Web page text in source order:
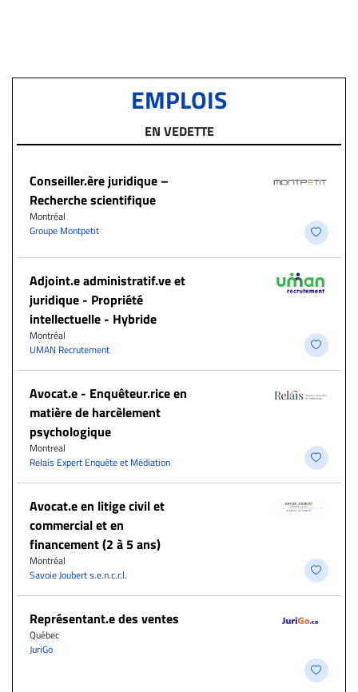
EMPLOIS
EN VEDETTE
Conseiller.ère juridique –
Recherche scientifique
Montréal
Groupe Montpetit
Adjoint.e administratif.ve et
juridique - Propriété
intellectuelle - Hybride
Montréal
UMAN Recrutement
Avocat.e - Enquêteur.rice en
matière de harcèlement
psychologique
Montreal
Relais Expert Enquête et Médiation
Avocat.e en litige civil et
commercial et en
financement (2 à 5 ans)
Montréal
Savoie Joubert s.e.n.c.r.l.
Représentant.e des ventes
Québec
JuriGo